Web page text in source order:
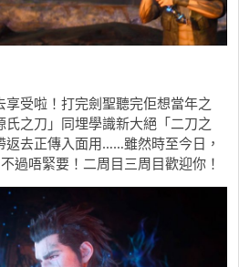
受啦！打完劍聖聽完佢想當年之
之刀」同埋學識新大絕「二刀之
返去正傳入面用……雖然時至今日，
過唔緊要！二周目三周目歡迎你！